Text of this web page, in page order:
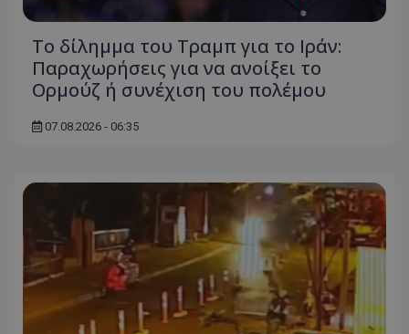
Το δίλημμα του Τραμπ για το Ιράν:
Παραχωρήσεις για να ανοίξει το
Ορμούζ ή συνέχιση του πολέμου
07.08.2026 - 06:35